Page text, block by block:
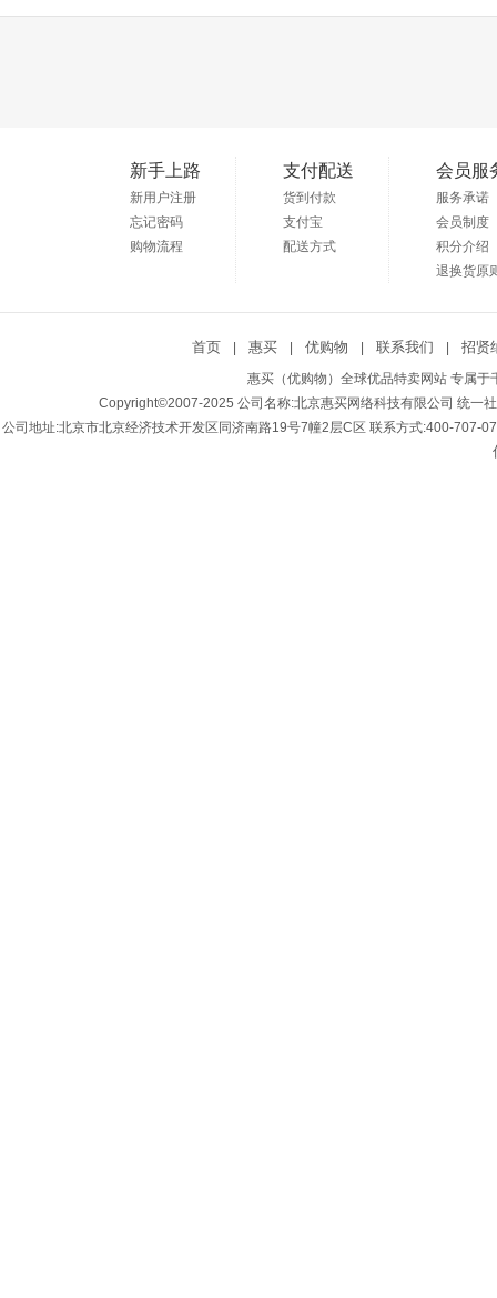
新手上路
新用户注册
忘记密码
购物流程
支付配送
货到付款
支付宝
配送方式
会员服
服务承诺
会员制度
积分介绍
退换货原
首页 惠买 优购物 联系我们 招贤
惠买（优购物）全球优品特卖网站 专属
Copyright©2007-2025 公司名称:北京惠买网络科技有限公司 统一
公司地址:北京市北京经济技术开发区同济南路19号7幢2层C区 联系方式:400-707-